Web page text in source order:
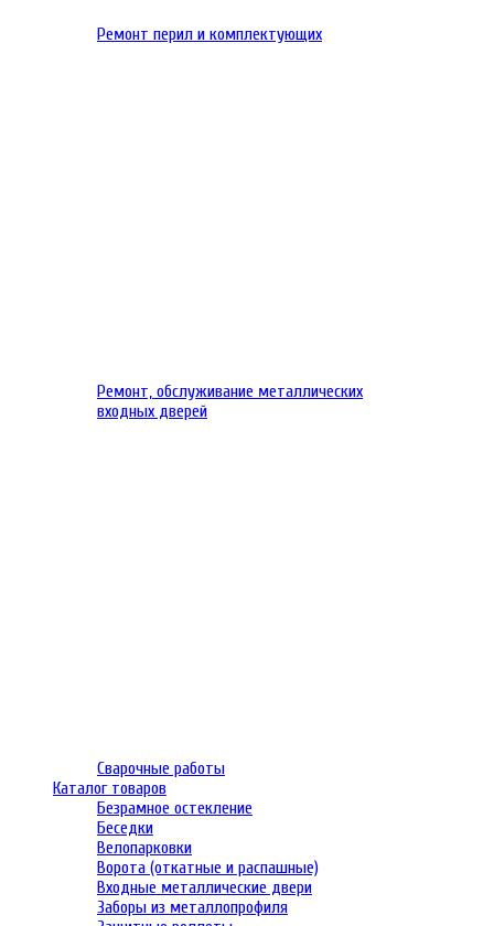
Ремонт перил и комплектующих
Ремонт, обслуживание металлических
входных дверей
Сварочные работы
Каталог товаров
Безрамное остекление
Беседки
Велопарковки
Ворота (откатные и распашные)
Входные металлические двери
Заборы из металлопрофиля